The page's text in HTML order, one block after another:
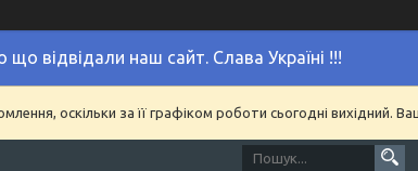
що відвідали наш сайт. Слава Україні !!!
оскільки за її графіком роботи сьогодні вихідний.